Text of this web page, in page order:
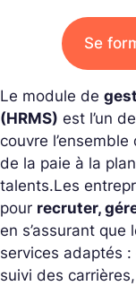
Se
Le module de
(HRMS) est l’un
couvre l’ensemble
de la paie à la
talents.Les
pour recruter,
en s’assurant
services adaptés
suivi des